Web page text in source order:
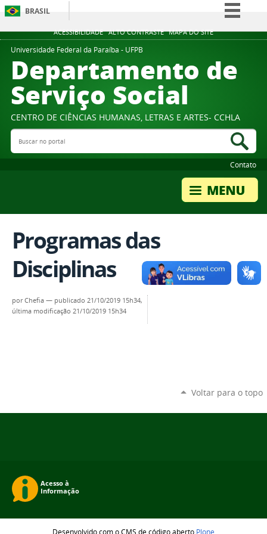
ACESSIBILIDADE ALTO CONTRASTE MAPA DO SITE
BRASIL
Simplifique!
Participe
Acesso à informação
Legislação
Universidade Federal da Paraíba - UFPB
Departamento de
Serviço Social
CENTRO DE CIÊNCIAS HUMANAS, LETRAS E ARTES- CCHLA
Buscar no portal
Contato
Programas das
Disciplinas
porChefia — publicado 21/10/2019 15h34,
última modificação 21/10/2019 15h34
Voltar para o topo
Desenvolvido com o CMS de código aberto Plone